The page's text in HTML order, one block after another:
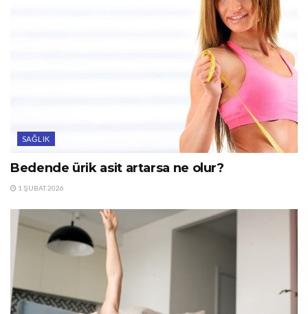
SAĞLIK
Bedende ürik asit artarsa ne olur?
1 ŞUBAT 2026